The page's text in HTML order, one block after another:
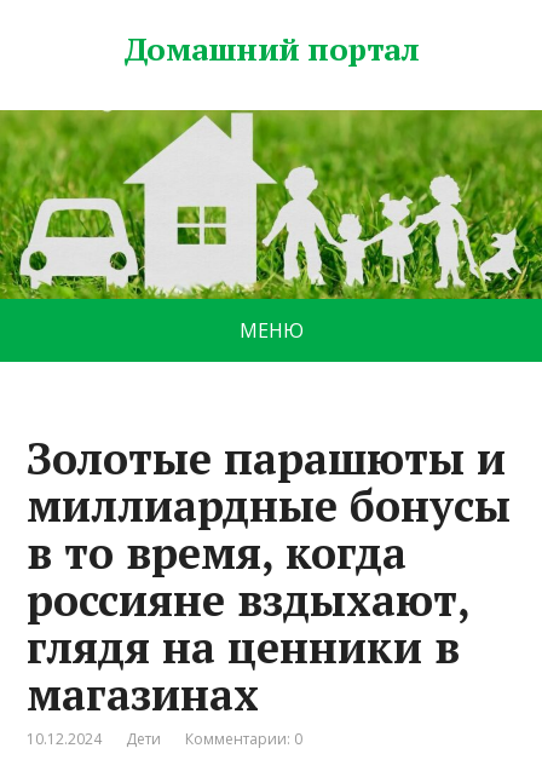
Домашний портал
МЕНЮ
Золотые парашюты и
миллиардные бонусы
в то время, когда
россияне вздыхают,
глядя на ценники в
магазинах
10.12.2024 Дети Комментарии: 0